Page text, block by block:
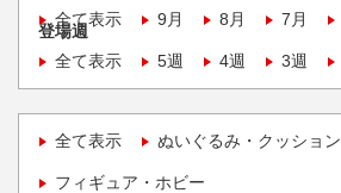
全て表示
9月 8月 7月
登場週
全て表示
5週 4週 3週
全て表示 ぬいぐるみ・クッション
フィギュア・ホビー